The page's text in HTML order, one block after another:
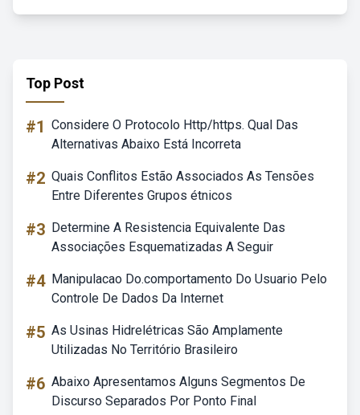
Top Post
#1 Considere O Protocolo Http/https. Qual Das
Alternativas Abaixo Está Incorreta
#2 Quais Conflitos Estão Associados As Tensões
Entre Diferentes Grupos étnicos
#3 Determine A Resistencia Equivalente Das
Associações Esquematizadas A Seguir
#4 Manipulacao Do.comportamento Do Usuario Pelo
Controle De Dados Da Internet
#5 As Usinas Hidrelétricas São Amplamente
Utilizadas No Território Brasileiro
#6 Abaixo Apresentamos Alguns Segmentos De
Discurso Separados Por Ponto Final